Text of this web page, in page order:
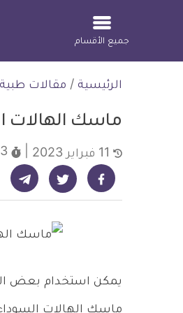
جميع الأقسام
الرئيسية / مقالات طبية
ماسك الهالات
3 دقائق
شارك على فيسبوك - ديلي ميديكال انفو شارك على تويتر - ديلي ميديكال انفو شارك على تيليجرام - ديلي ميديكال انفو
يمكن استخدام بعض
ماسك الهالات